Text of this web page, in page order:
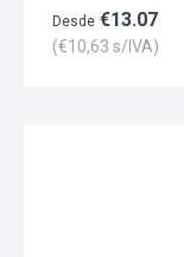
Desde €13.07
(€10,63 s/IVA)